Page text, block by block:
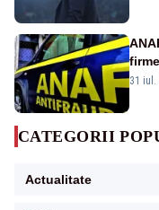
31 iul.
CATEGORII
Actualitate